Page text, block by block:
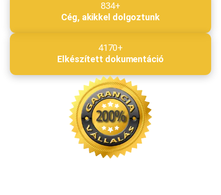
834+
Cég, akikkel dolgoztunk
4170+
Elkészített dokumentáció